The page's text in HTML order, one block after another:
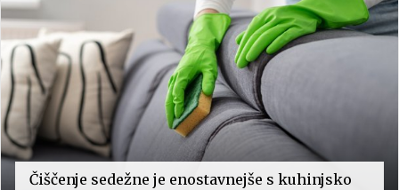
Čiščenje sedežne je enostavnejše s kuhinjsko